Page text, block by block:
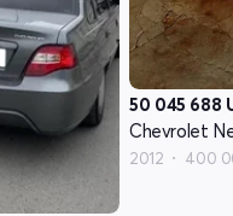
50 045 688
2012 400